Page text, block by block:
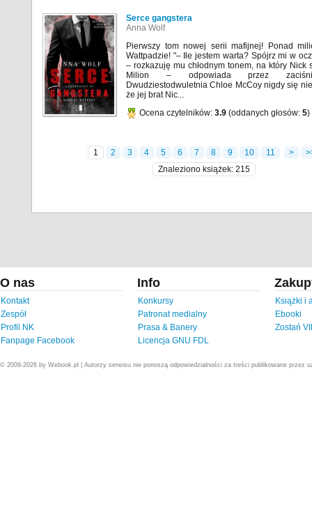
Serce gangstera
Anna Wolf
Pierwszy tom nowej serii mafijnej! Ponad
Wattpadzie! "– Ile jestem warta? Spójrz mi w
– rozkazuję mu chłodnym tonem, na który Nick
Milion – odpowiada przez
Dwudziestodwuletnia Chloe McCoy nigdy się
że jej brat Nic...
Ocena czytelników: 3.9 (oddanych głosów: 5)
1 2 3 4 5 6 7 8 9 10 11 >
Znaleziono książek: 215
O nas
Kontakt
Zespół
Profil NK
Fanpage Facebook
Info
Konkursy
Patronat medialny
Prasa & Banery
Licencja GNU FDL
Książki i
Ebooki
Zostań
© 2009-2026 by Webook.pl | Autorzy serwisu nie ponoszą odpowiedzialności za treści publikowane przez